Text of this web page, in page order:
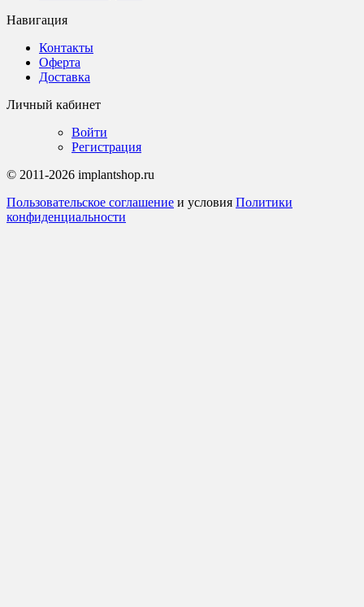
Навигация
Контакты
Оферта
Доставка
Личный кабинет
Войти
Регистрация
© 2011-2026 implantshop.ru
Пользовательское соглашение и условия Политики
конфиденциальности